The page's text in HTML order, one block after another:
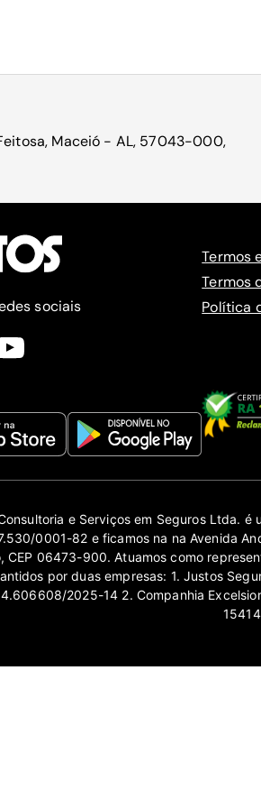
Maceió - AL, 57043-000,
sociais
Termos
Termos
Política
e Serviços em Seguros Ltda.
0001-82 e ficamos na na Avenida
CEP 06473-900. Atuamos como
por duas empresas: 1. Justos
2025-14 2. Companhia